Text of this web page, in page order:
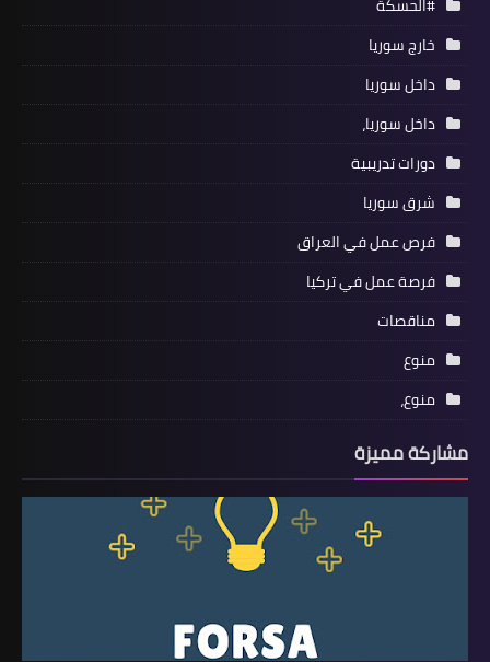
#الحسكة
خارج سوريا
داخل سوريا
داخل سوريا،
دورات تدريبية
شرق سوريا
فرص عمل في العراق
فرصة عمل في تركيا
مناقصات
منوع
منوع،
مشاركة مميزة